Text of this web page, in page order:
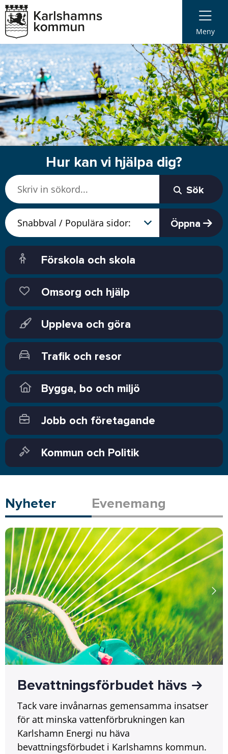
Meny
Hur kan vi hjälpa dig?
Sök
Öppna
Förskola och skola
Omsorg och hjälp
Uppleva och göra
Trafik och resor
Bygga, bo och miljö
Jobb och företagande
Kommun och Politik
Nyheter Evenemang
Bevattningsförbudet hävs
Tack vare invånarnas gemensamma insatser
för att minska vattenförbrukningen kan
Karlshamn Energi nu häva
bevattningsförbudet i Karlshamns kommun.